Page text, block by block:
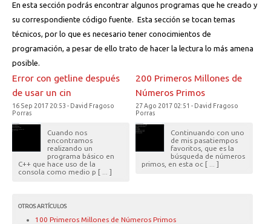
En esta sección podrás encontrar algunos programas que he creado y
su correspondiente código fuente. Esta sección se tocan temas
técnicos, por lo que es necesario tener conocimientos de
programación, a pesar de ello trato de hacer la lectura lo más amena
posible.
Error con getline después
de usar un cin
16 Sep 2017 20:53 - David Fragoso
Porras
Cuando nos
encontramos
realizando un
programa básico en
C++ que hace uso de la
consola como medio p [ ... ]
200 Primeros Millones de
Números Primos
27 Ago 2017 02:51 - David Fragoso
Porras
Continuando con uno
de mis pasatiempos
favoritos, que es la
búsqueda de números
primos, en esta oc [ ... ]
OTROS ARTÍCULOS
100 Primeros Millones de Números Primos